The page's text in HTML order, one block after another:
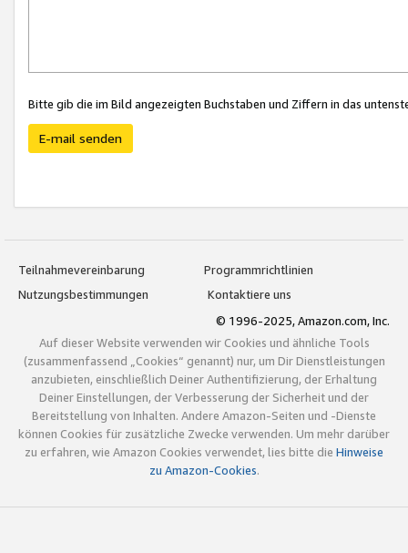
Bitte gib die im Bild angezeigten Buchstaben und Ziffern in das
E-mail senden
Teilnahmevereinbarung
Programmrichtlinien
Nutzungsbestimmungen
Kontaktiere uns
© 1996-2025, Amazon.com, Inc.
Auf dieser Website verwenden wir Cookies und ähnliche Tools
(zusammenfassend „Cookies“ genannt) nur, um Dir Dienstleistungen
anzubieten, einschließlich Deiner Authentifizierung, der Erhaltung
Deiner Einstellungen, der Verbesserung der Sicherheit und der
Bereitstellung von Inhalten. Andere Amazon-Seiten und -Dienste
können Cookies für zusätzliche Zwecke verwenden. Um mehr darüber
zu erfahren, wie Amazon Cookies verwendet, lies bitte die Hinweise
zu Amazon-Cookies.